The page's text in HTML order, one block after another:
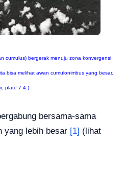
cumulus) bergerak menuju zona konvergensi
bisa melihat awan cumulonimbus yang besar.
plate 7.4.)
bersama-sama
yang lebih besar [1] (lihat